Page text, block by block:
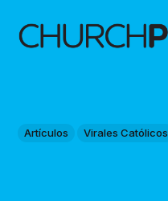
Artículos Virales Católicos